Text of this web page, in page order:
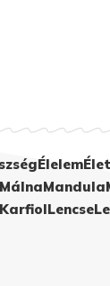
Élelem
Mandula
KarfiolLencse